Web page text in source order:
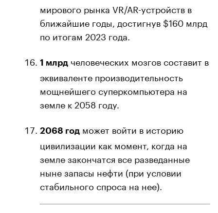
мирового рынка VR/AR-устройств в
ближайшие годы, достигнув $160 млрд
по итогам 2023 года.
1 млрд человеческих мозгов составит в
эквиваленте производительность
мощнейшего суперкомпьютера на
земле к 2058 году.
2068 год может войти в историю
цивилизации как момент, когда на
земле закончатся все разведанные
ныне запасы нефти (при условии
стабильного спроса на нее).